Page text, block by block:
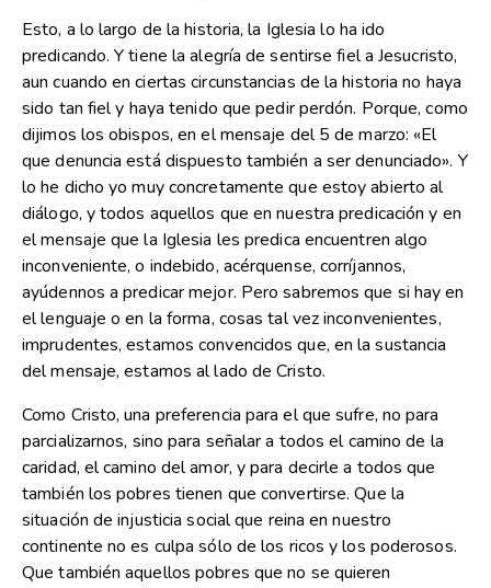
Esto, a lo largo de la historia, la Iglesia lo ha ido
predicando. Y tiene la alegría de sentirse fiel a Jesucristo,
aun cuando en ciertas circunstancias de la historia no haya
sido tan fiel y haya tenido que pedir perdón. Porque, como
dijimos los obispos, en el mensaje del 5 de marzo: «El
que denuncia está dispuesto también a ser denunciado». Y
lo he dicho yo muy concretamente que estoy abierto al
diálogo, y todos aquellos que en nuestra predicación y en
el mensaje que la Iglesia les predica encuentren algo
inconveniente, o indebido, acérquense, corríjannos,
ayúdennos a predicar mejor. Pero sabremos que si hay en
el lenguaje o en la forma, cosas tal vez inconvenientes,
imprudentes, estamos convencidos que, en la sustancia
del mensaje, estamos al lado de Cristo.
Como Cristo, una preferencia para el que sufre, no para
parcializarnos, sino para señalar a todos el camino de la
caridad, el camino del amor, y para decirle a todos que
también los pobres tienen que convertirse. Que la
situación de injusticia social que reina en nuestro
continente no es culpa sólo de los ricos y los poderosos.
Que también aquellos pobres que no se quieren